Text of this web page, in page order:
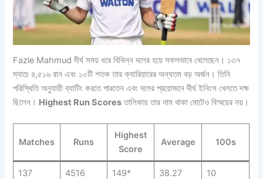
Fazle Mahmud দীর্ঘ সময় ধরে বিভিন্ন দলের হয়ে সফলভাবে খেলেছেন। ১৩৭
ম্যাচে ৪,৫১৬ রান এবং ১০টি শতক তার ক্যারিয়ারের অন্যতম বড় অর্জন। তিনি
পরিস্থিতি অনুযায়ী ব্যাটিং করতে পারতেন এবং দলের প্রয়োজনে দীর্ঘ ইনিংস খেলতে দক্ষ
ছিলেন। Highest Run Scoresতালিকায় তার নাম থাকা মোটেও বিস্ময়ের নয়।
Matches Runs
Highest
Score
Average 100s
137 4516 149* 38.27 10